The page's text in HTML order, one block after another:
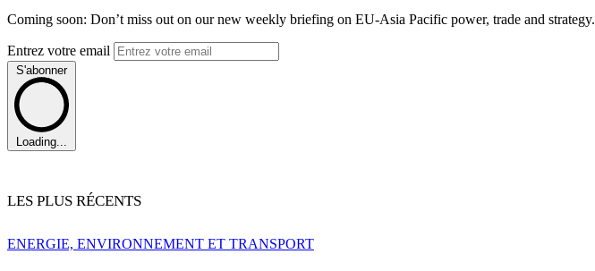
Coming soon: Don’t miss out on our new weekly briefing on EU-Asia Pacific power, trade and strategy.
Entrez votre email
S'abonner
Loading...
LES PLUS RÉCENTS
ENERGIE, ENVIRONNEMENT ET TRANSPORT